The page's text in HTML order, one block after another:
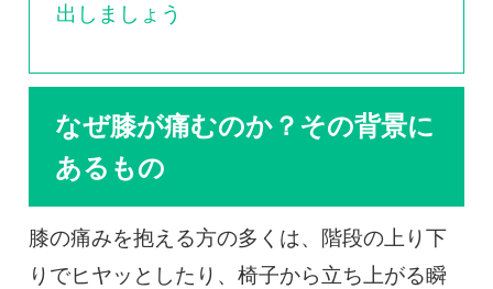
出しましょう
なぜ膝が痛むのか？その背景に
あるもの
膝の痛みを抱える方の多くは、階段の上り下
りでヒヤッとしたり、椅子から立ち上がる瞬